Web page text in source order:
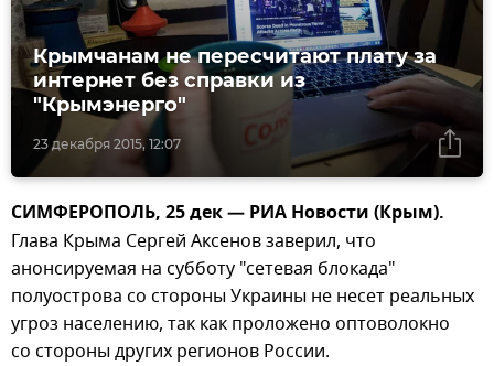
23 декабря 2015, 12:07
Крымчанам не пересчитают плату за
интернет без справки из
"Крымэнерго"
СИМФЕРОПОЛЬ, 25 дек — РИА Новости (Крым).
Глава Крыма Сергей Аксенов заверил, что
анонсируемая на субботу "сетевая блокада"
полуострова со стороны Украины не несет реальных
угроз населению, так как проложено оптоволокно
со стороны других регионов России.